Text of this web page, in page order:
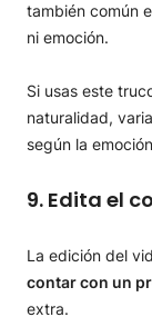
también común
ni emoción.
Si usas este
naturalidad,
según la
9. Edita el
La edición del
contar con un
extra.